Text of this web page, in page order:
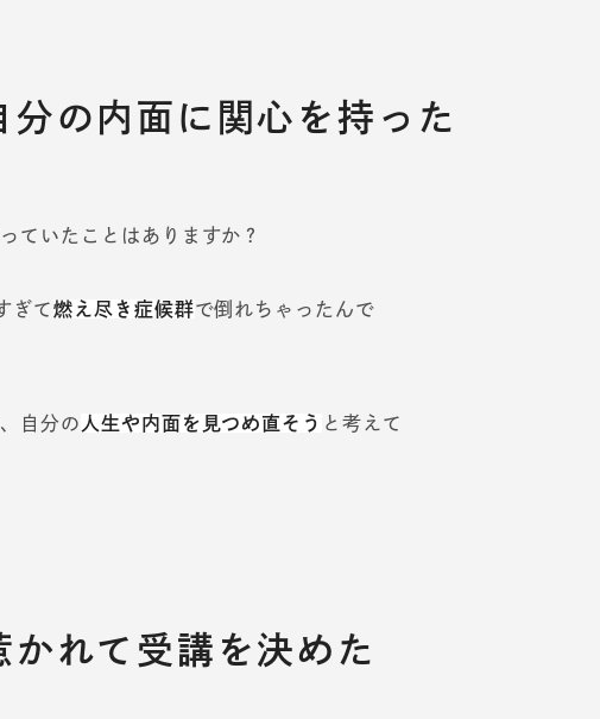
の内面に関心を持った
ていたことはありますか？
ぎて燃え尽き症候群で倒れちゃったんで
自分の 人生や内面を見つめ直そう と考えて
れて受講を決めた